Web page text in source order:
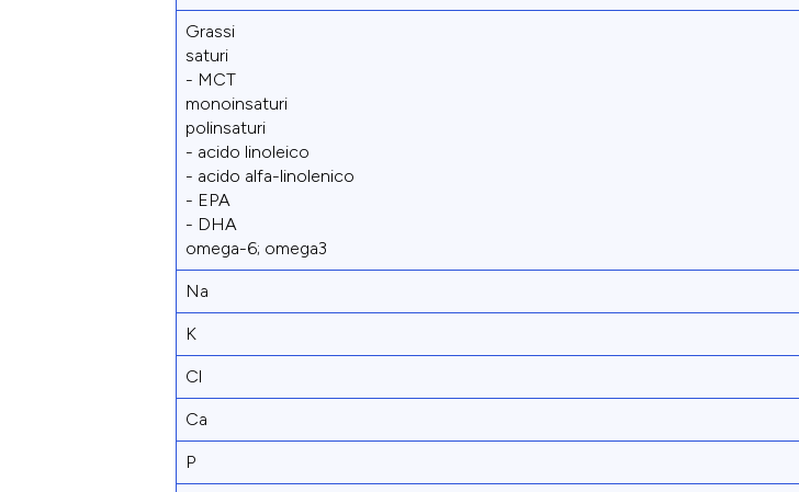
Grassi
saturi
- MCT
monoinsaturi
polinsaturi
- acido linoleico
- acido alfa-linolenico
- EPA
- DHA
omega-6; omega3
Na
K
Cl
Ca
P